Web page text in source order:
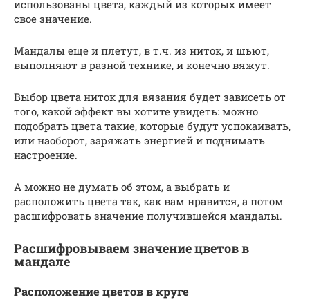
использованы цвета, каждый из которых имеет
свое значение.
Мандалы еще и плетут, в т.ч. из ниток, и шьют,
выполняют в разной технике, и конечно вяжут.
Выбор цвета ниток для вязания будет зависеть от
того, какой эффект вы хотите увидеть: можно
подобрать цвета такие, которые будут успокаивать,
или наоборот, заряжать энергией и поднимать
настроение.
А можно не думать об этом, а выбрать и
расположить цвета так, как вам нравится, а потом
расшифровать значение получившейся мандалы.
Расшифровываем значение цветов в
мандале
Расположение цветов в круге